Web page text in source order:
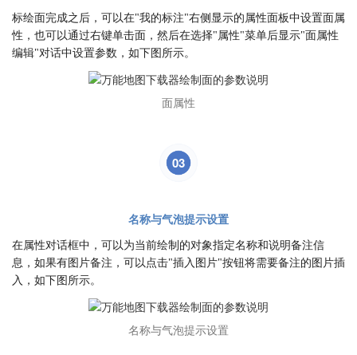
标绘面完成之后，可以在"我的标注"右侧显示的属性面板中设置面属
性，也可以通过右键单击面，然后在选择"属性"菜单后显示"面属性
编辑"对话中设置参数，如下图所示。
面属性
03
名称与气泡提示设置
在属性对话框中，可以为当前绘制的对象指定名称和说明备注信
息，如果有图片备注，可以点击"插入图片"按钮将需要备注的图片插
入，如下图所示。
名称与气泡提示设置